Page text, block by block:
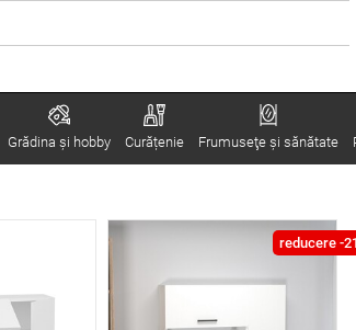
Grădina şi hobby Curățenie Frumuseţe şi sănătate
reducere -